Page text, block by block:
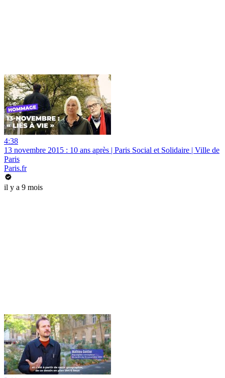
4:38
13 novembre 2015 : 10 ans après | Paris Social et Solidaire | Ville de
Paris
Paris.fr
il y a 9 mois